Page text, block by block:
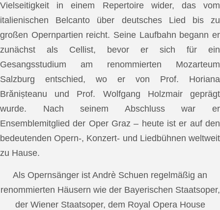
Vielseitigkeit in einem Repertoire wider, das vom
italienischen Belcanto über deutsches Lied bis zu
großen Opernpartien reicht. Seine Laufbahn begann er
zunächst als Cellist, bevor er sich für ein
Gesangsstudium am renommierten Mozarteum
Salzburg entschied, wo er von Prof. Horiana
Brănișteanu und Prof. Wolfgang Holzmair geprägt
wurde. Nach seinem Abschluss war er
Ensemblemitglied der Oper Graz – heute ist er auf den
bedeutenden Opern-, Konzert- und Liedbühnen weltweit
zu Hause.
Als Opernsänger ist Andrè Schuen regelmäßig an
renommierten Häusern wie der Bayerischen Staatsoper,
der Wiener Staatsoper, dem Royal Opera House